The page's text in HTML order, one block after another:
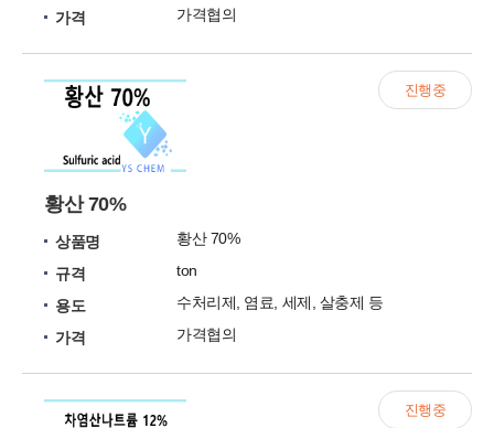
가격 가격협의
황산 70%
상품명
황산 70%
규격
ton
용도
수처리제, 염료, 세제, 살충제 등
가격
가격협의
진행중
진행중